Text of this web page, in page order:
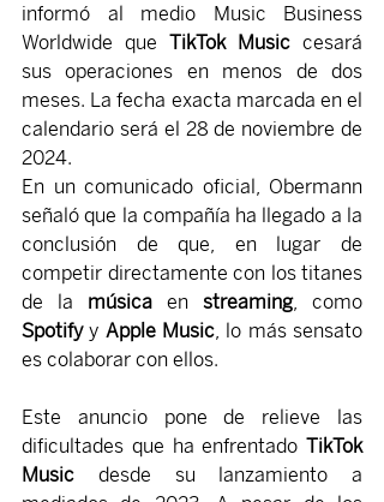
informó al medio Music Business
Worldwide que TikTok Music cesará
sus operaciones en menos de dos
meses. La fecha exacta marcada en el
calendario será el 28 de noviembre de
2024.
En un comunicado oficial, Obermann
señaló que la compañía ha llegado a la
conclusión de que, en lugar de
competir directamente con los titanes
de la música en streaming
Spotify y Apple Music , lo más sensato
es colaborar con ellos.
Este anuncio pone de relieve las
dificultades que ha enfrentado TikTok
Music desde su lanzamiento a